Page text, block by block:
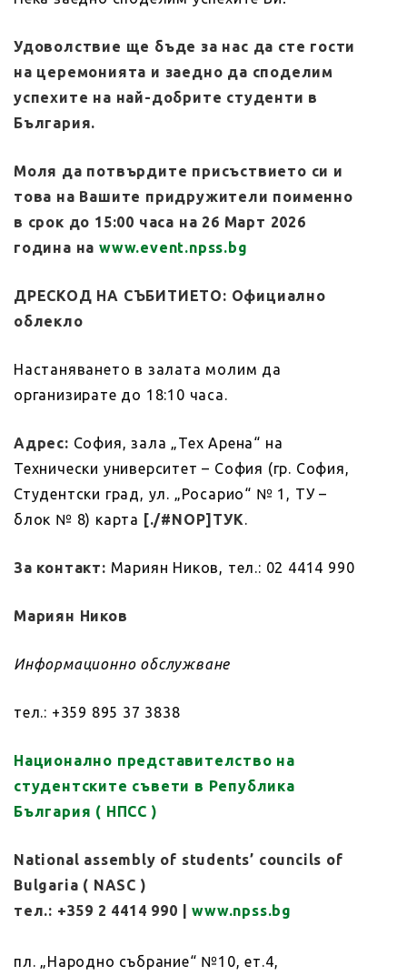
Удоволствие ще бъде за нас да сте гости
на церемонията и заедно да споделим
успехите на най-добрите студенти в
България.
Моля да потвърдите присъствието си и
това на Вашите придружители поименно
в срок до 15:00 часа на 26 Март 2026
година на www.event.npss.bg
ДРЕСКОД НА СЪБИТИЕТО: Официално
облекло
Настаняването в залата молим да
организирате до 18:10 часа.
Адрес: София, зала „Тех Арена“ на
Технически университет – София (гр. София,
Студентски град, ул. „Росарио“ № 1, ТУ –
блок № 8) карта [./#NOP]ТУК.
За контакт: Мариян Ников, тел.: 02 4414 990
Мариян Ников
Информационно обслужване
тел.: +359 895 37 3838
Национално представителство на
студентските съвети в Република
България ( НПСС )
National assembly of students’ councils of
Bulgaria ( NASC )
тел.: +359 2 4414 990 |www.npss.bg
пл. „Народно събрание“ №10, ет.4,